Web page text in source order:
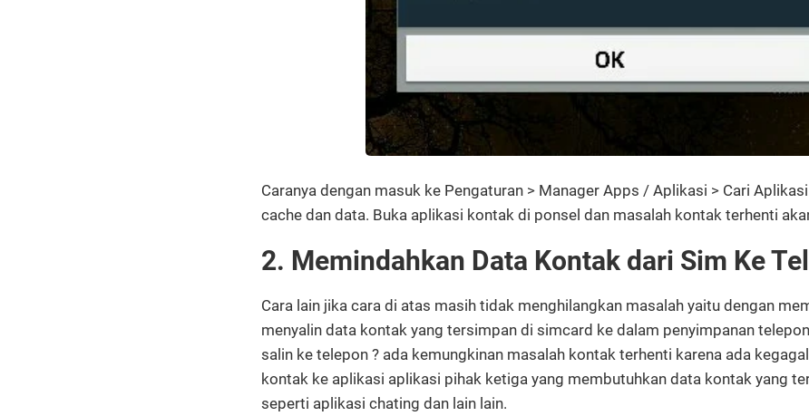
Caranya dengan masuk ke Pengaturan > Manager Apps / Aplikasi > Cari
cache dan data. Buka aplikasi kontak di ponsel dan masalah kontak terhenti
2. Memindahkan Data Kontak dari Sim Ke
Cara lain jika cara di atas masih tidak menghilangkan masalah yaitu dengan
menyalin data kontak yang tersimpan di simcard ke dalam penyimpanan
salin ke telepon ? ada kemungkinan masalah kontak terhenti karena ada
kontak ke aplikasi aplikasi pihak ketiga yang membutuhkan data kontak yang
seperti aplikasi chating dan lain lain.